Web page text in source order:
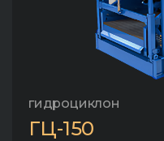
гидроциклон
ГЦ-150